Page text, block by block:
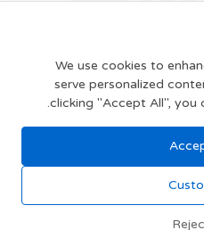
צרפו אותי
האתר
We use cookies to
serve personalized
clicking "Accept All", you